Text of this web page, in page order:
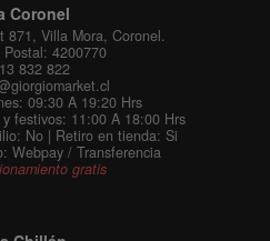
Coronel
871, Villa Mora, Coronel.
4200770
832 822
09:30 A 19:20 Hrs
festivos: 11:00 A 18:00 Hrs
No | Retiro en tienda: Si
Webpay / Transferencia
gratis